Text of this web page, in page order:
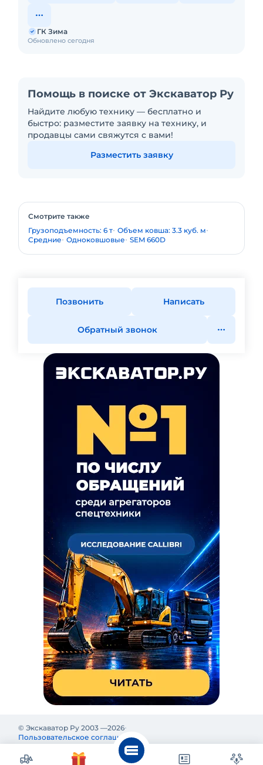
Обновлено сегодня
ГК Зима
Помощь в поиске от Экскаватор Ру
Найдите любую технику — бесплатно и
быстро: разместите заявку на технику, и
продавцы сами свяжутся с вами!
Разместить заявку
Смотрите также
Грузоподъемность: 6 т Объем ковша: 3.3 куб. м
Средние Одноковшовые SEM 660D
Позвонить Написать
Обратный звонок
© Экскаватор Ру 2003 —2026
Пользовательское соглашение
Политика конфиденциальности Реклама на Экскаватор Ру
Реклама и информация на Экскаватор.Ру предназначены